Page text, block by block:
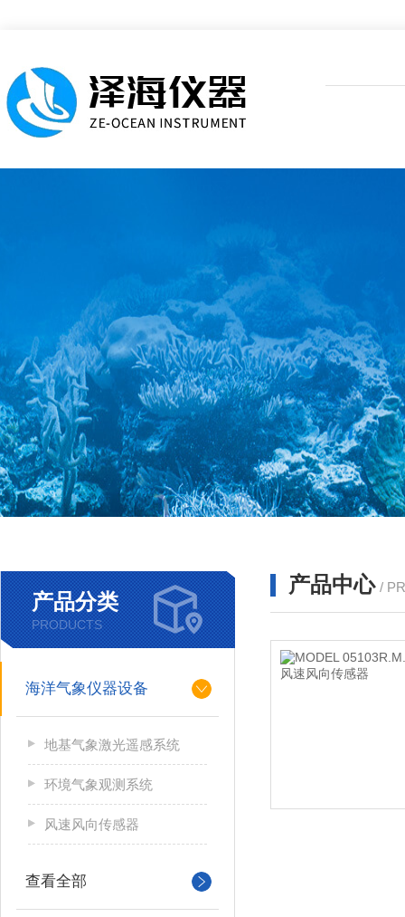
产品分类
PRODUCTS
海洋气象仪器设备
地基气象激光遥感系统
环境气象观测系统
风速风向传感器
查看全部
产品中心 /